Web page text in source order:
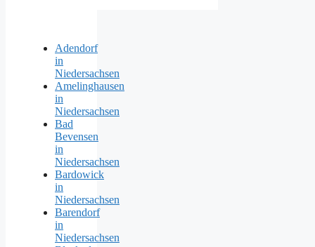
Adendorf
in
Niedersachsen
Amelinghausen
in
Niedersachsen
Bad
Bevensen
in
Niedersachsen
Bardowick
in
Niedersachsen
Barendorf
in
Niedersachsen